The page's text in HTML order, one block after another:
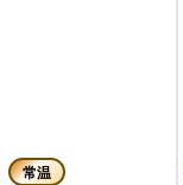
常温